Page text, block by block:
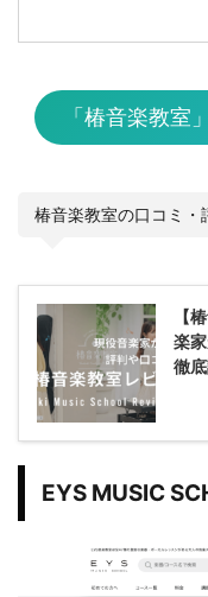
「椿音楽教室
椿音楽教室の口コミ・
【
楽
徹
EYS MUSIC